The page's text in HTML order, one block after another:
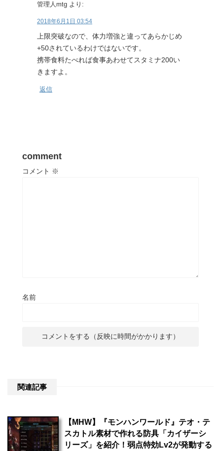
管理人mtg より:
2018年6月1日 03:54
上限突破なので、体力増強と違ってあらかじめ
+50されているわけではないです。
携帯食料たべれば食事あわせてスタミナ200い
きますよ。
返信
comment
コメント ※
名前
関連記事
【MHW】『モンハンワールド』テオ・テ
スカトル素材で作れる防具「カイザーシ
リーズ」を紹介！弱点特効Lv2が発動する